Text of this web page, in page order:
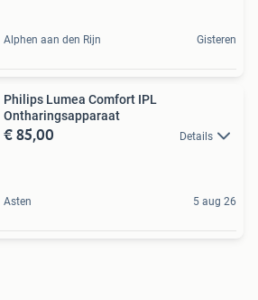
Alphen aan den Rijn Gisteren
Philips Lumea Comfort IPL
Ontharingsapparaat
€ 85,00 Details
Asten 5 aug 26